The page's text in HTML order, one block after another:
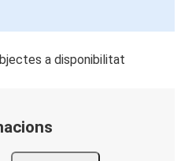
a disponibilitat